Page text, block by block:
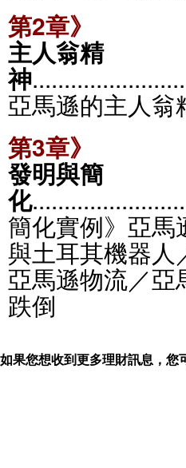
第2章》
主人翁精
神
亞馬遜的主人翁
第3章》
發明與簡
化
簡化實例》亞
與土耳其機器人
亞馬遜物流／亞
跌倒
如果您想收到更多理財訊息，您